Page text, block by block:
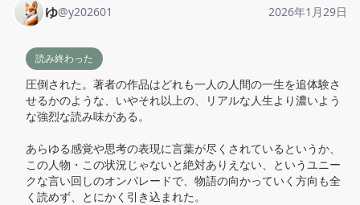
ゆ@y202601 2026年1月29日
読み終わった
圧倒された。著者の作品はどれも一人の人間の一生を追体験さ
せるかのような、いやそれ以上の、リアルな人生より濃いよう
な強烈な読み味がある。
あらゆる感覚や思考の表現に言葉が尽くされているというか、
この人物・この状況じゃないと絶対ありえない、というユニー
クな言い回しのオンパレードで、物語の向かっていく方向も全
く読めず、とにかく引き込まれた。